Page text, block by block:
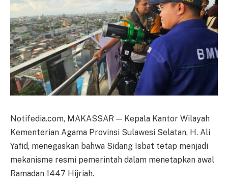
Notifedia.com, MAKASSAR — Kepala Kantor Wilayah
Kementerian Agama Provinsi Sulawesi Selatan, H. Ali
Yafid, menegaskan bahwa Sidang Isbat tetap menjadi
mekanisme resmi pemerintah dalam menetapkan awal
Ramadan 1447 Hijriah.